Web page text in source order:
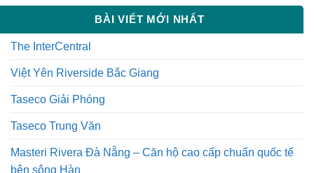
BÀI VIẾT MỚI NHẤT
The InterCentral
Việt Yên Riverside Bắc Giang
Taseco Giải Phóng
Taseco Trung Văn
Masteri Rivera Đà Nẵng – Căn hộ cao cấp chuẩn quốc tế
bên sông Hàn